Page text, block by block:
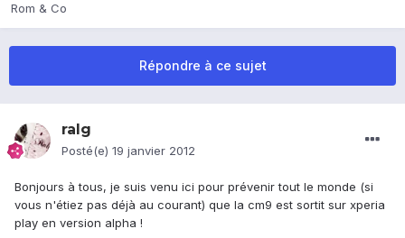
Rom & Co
Répondre à ce sujet
ralg
Posté(e) 19 janvier 2012
Bonjours à tous, je suis venu ici pour prévenir tout le monde (si
vous n'étiez pas déjà au courant) que la cm9 est sortit sur xperia
play en version alpha !